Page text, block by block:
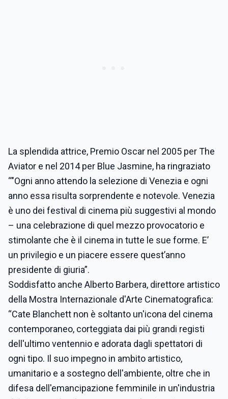
La splendida attrice, Premio Oscar nel 2005 per The
Aviator e nel 2014 per Blue Jasmine, ha ringraziato
“"Ogni anno attendo la selezione di Venezia e ogni
anno essa risulta sorprendente e notevole. Venezia
è uno dei festival di cinema più suggestivi al mondo
– una celebrazione di quel mezzo provocatorio e
stimolante che è il cinema in tutte le sue forme. E’
un privilegio e un piacere essere quest’anno
presidente di giuria”.
Soddisfatto anche Alberto Barbera, direttore artistico
della Mostra Internazionale d'Arte Cinematografica:
“Cate Blanchett non è soltanto un'icona del cinema
contemporaneo, corteggiata dai più grandi registi
dell'ultimo ventennio e adorata dagli spettatori di
ogni tipo. Il suo impegno in ambito artistico,
umanitario e a sostegno dell'ambiente, oltre che in
difesa dell'emancipazione femminile in un'industria